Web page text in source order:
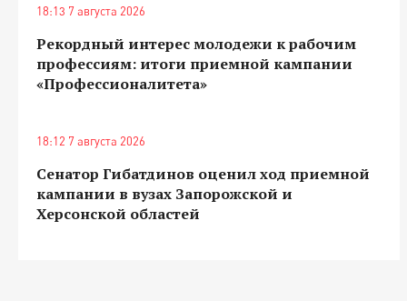
18:13 7 августа 2026
Рекордный интерес молодежи к рабочим
профессиям: итоги приемной кампании
«Профессионалитета»
18:12 7 августа 2026
Сенатор Гибатдинов оценил ход приемной
кампании в вузах Запорожской и
Херсонской областей